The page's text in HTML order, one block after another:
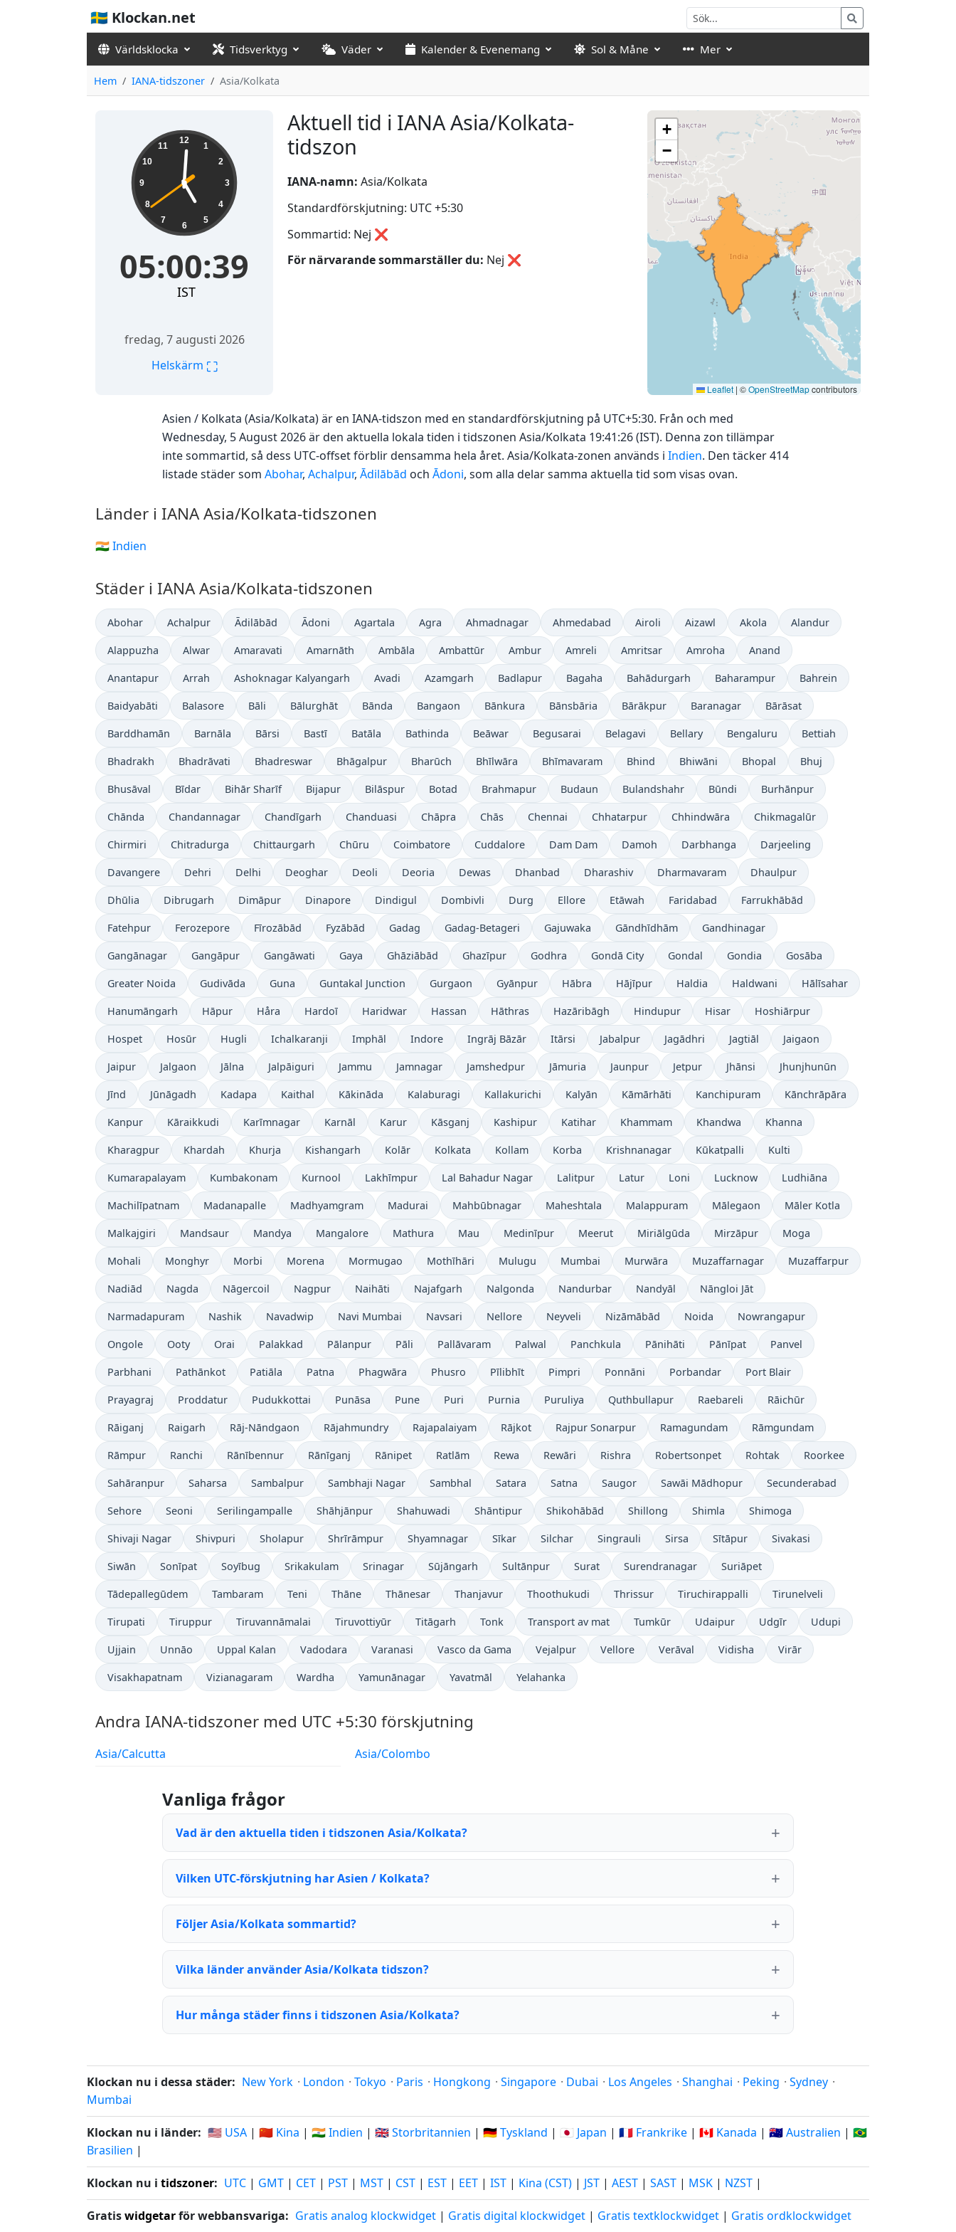
🇸🇪 Klockan.net
Världsklocka Tidsverktyg Väder Kalender & Evenemang Sol & Måne Mer
Hem IANA-tidszoner Asia/Kolkata
Aktuell tid i IANA Asia/Kolkata-
tidszon
05:00:39 12
1
2
3
4
5
6
7
8
9
10
11
05:00:39
IST
fredag, 7 augusti 2026
Helskärm ⛶
IANA-namn: Asia/Kolkata
Standardförskjutning: UTC +5:30
Sommartid: Nej ❌
För närvarande sommarställer du: Nej ❌
+
−
Leaflet | ©OpenStreetMapcontributors
Asien / Kolkata (Asia/Kolkata) är en IANA-tidszon med en standardförskjutning på UTC+5:30. Från och med
Wednesday, 5 August 2026 är den aktuella lokala tiden i tidszonen Asia/Kolkata 19:41:26 (IST). Denna zon tillämpar
inte sommartid, så dess UTC-offset förblir densamma hela året. Asia/Kolkata-zonen används i Indien. Den täcker 414
listade städer som Abohar, Achalpur, Ādilābād och Ādoni, som alla delar samma aktuella tid som visas ovan.
Länder i IANA Asia/Kolkata-tidszonen
🇮🇳 Indien
Städer i IANA Asia/Kolkata-tidszonen
Abohar Achalpur Ādilābād Ādoni Agartala Agra Ahmadnagar Ahmedabad Airoli Aizawl Akola Alandur
Alappuzha Alwar Amaravati Amarnāth Ambāla Ambattūr Ambur Amreli Amritsar Amroha Anand
Anantapur Arrah Ashoknagar Kalyangarh Avadi Azamgarh Badlapur Bagaha Bahādurgarh Baharampur Bahrein
Baidyabāti Balasore Bāli Bālurghāt Bānda Bangaon Bānkura Bānsbāria Bārākpur Baranagar Bārāsat
Barddhamān Barnāla Bārsi Bastī Batāla Bathinda Beāwar Begusarai Belagavi Bellary Bengaluru Bettiah
Bhadrakh Bhadrāvati Bhadreswar Bhāgalpur Bharūch Bhīlwāra Bhīmavaram Bhind Bhiwāni Bhopal Bhuj
Bhusāval Bīdar Bihār Sharīf Bijapur Bilāspur Botad Brahmapur Budaun Bulandshahr Būndi Burhānpur
Chānda Chandannagar Chandīgarh Chanduasi Chāpra Chās Chennai Chhatarpur Chhindwāra Chikmagalūr
Chirmiri Chitradurga Chittaurgarh Chūru Coimbatore Cuddalore Dam Dam Damoh Darbhanga Darjeeling
Davangere Dehri Delhi Deoghar Deoli Deoria Dewas Dhanbad Dharashiv Dharmavaram Dhaulpur
Dhūlia Dibrugarh Dimāpur Dinapore Dindigul Dombivli Durg Ellore Etāwah Faridabad Farrukhābād
Fatehpur Ferozepore Fīrozābād Fyzābād Gadag Gadag-Betageri Gajuwaka Gāndhīdhām Gandhinagar
Gangānagar Gangāpur Gangāwati Gaya Ghāziābād Ghazīpur Godhra Gondā City Gondal Gondia Gosāba
Greater Noida Gudivāda Guna Guntakal Junction Gurgaon Gyānpur Hābra Hājīpur Haldia Haldwani Hālīsahar
Hanumāngarh Hāpur Håra Hardoī Haridwar Hassan Hāthras Hazāribāgh Hindupur Hisar Hoshiārpur
Hospet Hosūr Hugli Ichalkaranji Imphāl Indore Ingrāj Bāzār Itārsi Jabalpur Jagādhri Jagtiāl Jaigaon
Jaipur Jalgaon Jālna Jalpāiguri Jammu Jamnagar Jamshedpur Jāmuria Jaunpur Jetpur Jhānsi Jhunjhunūn
Jīnd Jūnāgadh Kadapa Kaithal Kākināda Kalaburagi Kallakurichi Kalyān Kāmārhāti Kanchipuram Kānchrāpāra
Kanpur Kāraikkudi Karīmnagar Karnāl Karur Kāsganj Kashipur Katihar Khammam Khandwa Khanna
Kharagpur Khardah Khurja Kishangarh Kolār Kolkata Kollam Korba Krishnanagar Kūkatpalli Kulti
Kumarapalayam Kumbakonam Kurnool Lakhīmpur Lal Bahadur Nagar Lalitpur Latur Loni Lucknow Ludhiāna
Machilīpatnam Madanapalle Madhyamgram Madurai Mahbūbnagar Maheshtala Malappuram Mālegaon Māler Kotla
Malkajgiri Mandsaur Mandya Mangalore Mathura Mau Medinīpur Meerut Miriālgūda Mirzāpur Moga
Mohali Monghyr Morbi Morena Mormugao Mothīhāri Mulugu Mumbai Murwāra Muzaffarnagar Muzaffarpur
Nadiād Nagda Nāgercoil Nagpur Naihāti Najafgarh Nalgonda Nandurbar Nandyāl Nāngloi Jāt
Narmadapuram Nashik Navadwip Navi Mumbai Navsari Nellore Neyveli Nizāmābād Noida Nowrangapur
Ongole Ooty Orai Palakkad Pālanpur Pāli Pallāvaram Palwal Panchkula Pānihāti Pānīpat Panvel
Parbhani Pathānkot Patiāla Patna Phagwāra Phusro Pīlibhīt Pimpri Ponnāni Porbandar Port Blair
Prayagraj Proddatur Pudukkottai Punāsa Pune Puri Purnia Puruliya Quthbullapur Raebareli Rāichūr
Rāiganj Raigarh Rāj-Nāndgaon Rājahmundry Rajapalaiyam Rājkot Rajpur Sonarpur Ramagundam Rāmgundam
Rāmpur Ranchi Rānībennur Rānīganj Rānipet Ratlām Rewa Rewāri Rishra Robertsonpet Rohtak Roorkee
Sahāranpur Saharsa Sambalpur Sambhaji Nagar Sambhal Satara Satna Saugor Sawāi Mādhopur Secunderabad
Sehore Seoni Serilingampalle Shāhjānpur Shahuwadi Shāntipur Shikohābād Shillong Shimla Shimoga
Shivaji Nagar Shivpuri Sholapur Shrīrāmpur Shyamnagar Sīkar Silchar Singrauli Sirsa Sītāpur Sivakasi
Siwān Sonīpat Soyībug Srikakulam Srinagar Sūjāngarh Sultānpur Surat Surendranagar Suriāpet
Tādepallegūdem Tambaram Teni Thāne Thānesar Thanjavur Thoothukudi Thrissur Tiruchirappalli Tirunelveli
Tirupati Tiruppur Tiruvannāmalai Tiruvottiyūr Titāgarh Tonk Transport av mat Tumkūr Udaipur Udgīr Udupi
Ujjain Unnāo Uppal Kalan Vadodara Varanasi Vasco da Gama Vejalpur Vellore Verāval Vidisha Virār
Visakhapatnam Vizianagaram Wardha Yamunānagar Yavatmāl Yelahanka
Andra IANA-tidszoner med UTC +5:30 förskjutning
Asia/Calcutta Asia/Colombo
Vanliga frågor
Vad är den aktuella tiden i tidszonen Asia/Kolkata?
Vilken UTC-förskjutning har Asien / Kolkata?
Följer Asia/Kolkata sommartid?
Vilka länder använder Asia/Kolkata tidszon?
Hur många städer finns i tidszonen Asia/Kolkata?
Klockan nu i dessa städer: New York · London · Tokyo · Paris · Hongkong · Singapore · Dubai · Los Angeles · Shanghai · Peking · Sydney ·
Mumbai
Klockan nu i länder: 🇺🇸 USA | 🇨🇳 Kina | 🇮🇳 Indien | 🇬🇧 Storbritannien | 🇩🇪 Tyskland | 🇯🇵 Japan | 🇫🇷 Frankrike | 🇨🇦 Kanada | 🇦🇺 Australien | 🇧🇷
Brasilien |
Klockan nu i tidszoner: UTC | GMT | CET | PST | MST | CST | EST | EET | IST | Kina (CST) | JST | AEST | SAST | MSK | NZST |
Gratiswidgetarför webbansvariga: Gratis analog klockwidget | Gratis digital klockwidget | Gratis textklockwidget | Gratis ordklockwidget